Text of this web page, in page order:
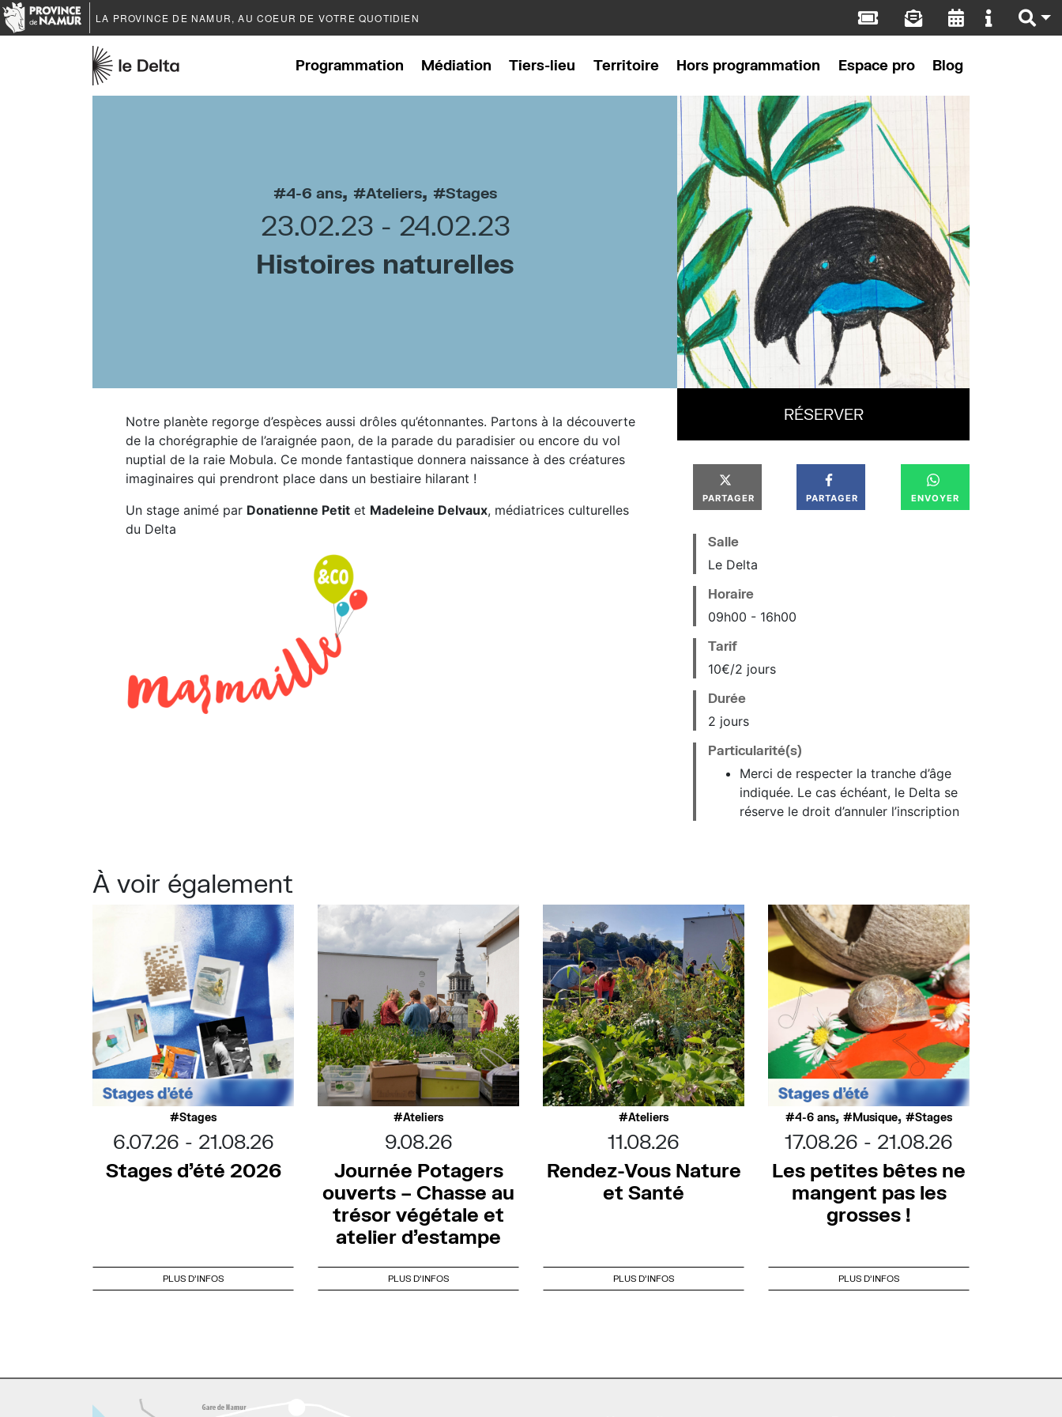
LA PROVINCE DE NAMUR, AU COEUR DE VOTRE QUOTIDIEN
Programmation Médiation Tiers-lieu Territoire Hors programmation Espace pro Blog
4-6 ans, Ateliers, Stages
23.02.23
24.02.23
Histoires naturelles
Notre planète regorge d’espèces aussi drôles qu’étonnantes. Partons à la découverte
de la chorégraphie de l’araignée paon, de la parade du paradisier ou encore du vol
nuptial de la raie Mobula. Ce monde fantastique donnera naissance à des créatures
imaginaires qui prendront place dans un bestiaire hilarant !
Un stage animé par Donatienne Petit et Madeleine Delvaux, médiatrices culturelles
du Delta
RÉSERVER
PARTAGER PARTAGER ENVOYER
Salle
Le Delta
Horaire
09h00 16h00
Tarif
10€/2 jours
Durée
2 jours
Particularité(s)
Merci de respecter la tranche d’âge
indiquée. Le cas échéant, le Delta se
réserve le droit d’annuler l’inscription
À voir également
Stages
6.07.26
21.08.26
Stages d’été 2026
PLUS D'INFOS
Ateliers
9.08.26
Journée Potagers
ouverts – Chasse au
trésor végétale et
atelier d’estampe
PLUS D'INFOS
Ateliers
11.08.26
Rendez-Vous Nature
et Santé
PLUS D'INFOS
4-6 ans, Musique, Stages
17.08.26
21.08.26
Les petites bêtes ne
mangent pas les
grosses !
PLUS D'INFOS